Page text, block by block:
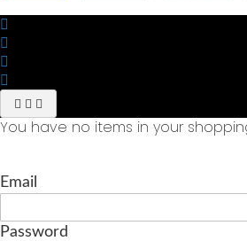
You have no items in your
Email
Password